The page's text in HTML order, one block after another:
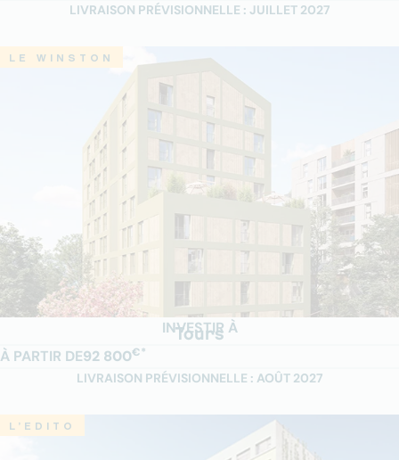
LIVRAISON PRÉVISIONNELLE : JUILLET 2027
LE WINSTON
INVESTIR À
Tours
À PARTIR DE92 800€*
LIVRAISON PRÉVISIONNELLE : AOÛT 2027
L’EDITO